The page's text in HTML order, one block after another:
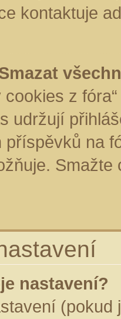
kontaktuje
cookies z
udržují
na
nastavení?
(pokud